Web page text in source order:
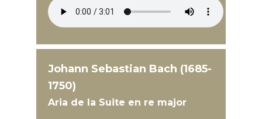
Johann Sebastian Bach (1685-
1750)
Aria de la Suite en re major